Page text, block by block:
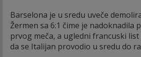
Barselona je u sredu uveče
Žermen sa 6:1 čime je nadoknadila
prvog meča, a ugledni francuski
da se Italijan provodio u sredu do